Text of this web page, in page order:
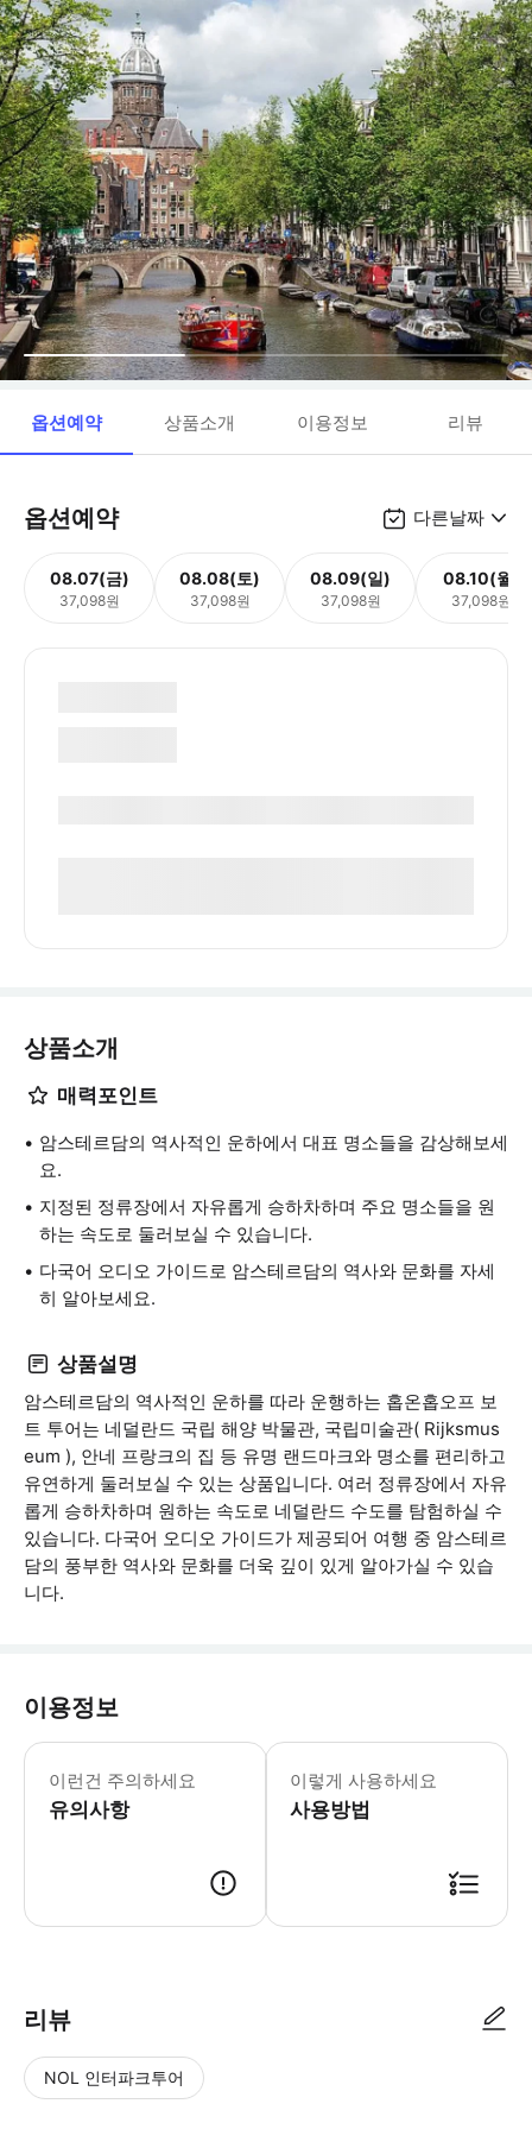
옵션예약 상품소개 이용정보 리뷰
옵션예약 다른날짜
08.07(금)
37,098원
08.08(토)
37,098원
08.09(일)
37,098원
08.10(월)
37,098원
상품소개
매력포인트
암스테르담의 역사적인 운하에서 대표 명소들을 감상해보세
요.
지정된 정류장에서 자유롭게 승하차하며 주요 명소들을 원
하는 속도로 둘러보실 수 있습니다.
다국어 오디오 가이드로 암스테르담의 역사와 문화를 자세
히 알아보세요.
상품설명
암스테르담의 역사적인 운하를 따라 운행하는 홉온홉오프 보
트 투어는 네덜란드 국립 해양 박물관, 국립미술관( Rijksmus
eum ), 안네 프랑크의 집 등 유명 랜드마크와 명소를 편리하고
유연하게 둘러보실 수 있는 상품입니다. 여러 정류장에서 자유
롭게 승하차하며 원하는 속도로 네덜란드 수도를 탐험하실 수
있습니다. 다국어 오디오 가이드가 제공되어 여행 중 암스테르
담의 풍부한 역사와 문화를 더욱 깊이 있게 알아가실 수 있습
니다.
이용정보
이런건 주의하세요
유의사항
어린이 규정: - 4세 미만 어린이는 무
이렇게 사용하세요
사용방법
리뷰
NOL 인터파크투어